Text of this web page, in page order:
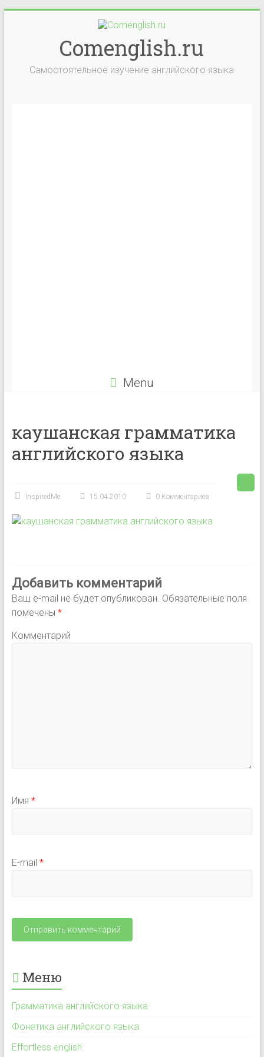
Comenglish.ru
Самостоятельное изучение английского языка
Menu
каушанская грамматика
английского языка
InspiredMe 15.04.2010 0 Комментариев
Добавить комментарий
Ваш e-mail не будет опубликован. Обязательные поля
помечены *
Комментарий
Имя *
E-mail *
Меню
Грамматика английского языка
Фонетика английского языка
Effortless english